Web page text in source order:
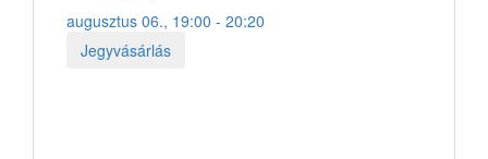
augusztus 06., 19:00 - 20:20
Jegyvásárlás